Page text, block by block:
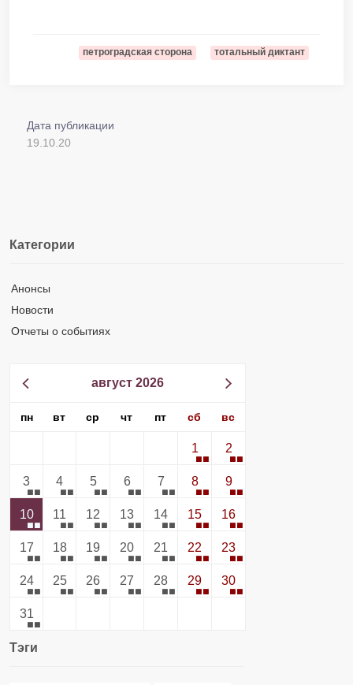
петроградская сторона тотальный диктант
Дата публикации
19.10.20
Категории
Анонсы
Новости
Отчеты о событиях
август 2026
пн вт ср чт пт сб вс
1 2
3 4 5 6 7 8 9
10 11 12 13 14 15 16
17 18 19 20 21 22 23
24 25 26 27 28 29 30
31
Тэги